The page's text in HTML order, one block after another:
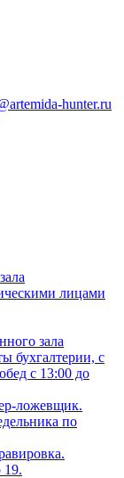
hunter.ru
лицами
зала
бухгалтерии, с
с 13:00 до
ложевщик.
по
19.